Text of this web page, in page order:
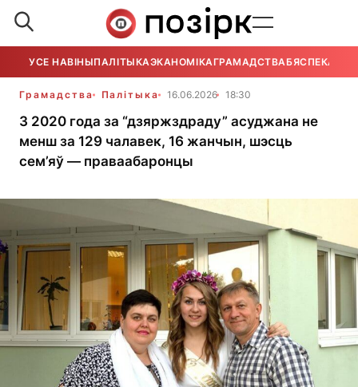
УСЕ НАВІНЫПАЛІТЫКАЭКАНОМІКАГРАМАДСТВАБЯСПЕКА
Грамадства Палітыка 16.06.2026 18:30
З 2020 года за “дзяржздраду” асуджана не
менш за 129 чалавек, 16 жанчын, шэсць
сем’яў — праваабаронцы